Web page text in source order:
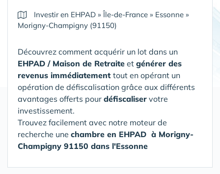
Investir en EHPAD »Île-de-France » Essonne »
Morigny-Champigny (91150)
Découvrez comment acquérir un lot dans un
EHPAD / Maison de Retraite et générer des
revenus immédiatement tout en opérant un
opération de défiscalisation grâce aux différents
avantages offerts pour défiscaliser votre
investissement.
Trouvez facilement avec notre moteur de
recherche une chambre en EHPAD à Morigny-
Champigny 91150 dans l'Essonne